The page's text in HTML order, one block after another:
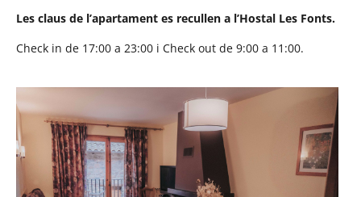
Les claus de l’apartament es recullen a l’Hostal Les Fonts.
Check in de 17:00 a 23:00 i Check out de 9:00 a 11:00.